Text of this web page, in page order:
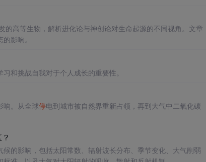
高等生物，解析进化论与神创论对生命起源的不同视角。文章
影响。
和挑战自我对于个人成长的重要性。
响。从全球停电到城市被自然界重新占领，再到大气中二氧化碳
的影响，包括太阳常数、辐射波长分布、季节变化、大气削弱